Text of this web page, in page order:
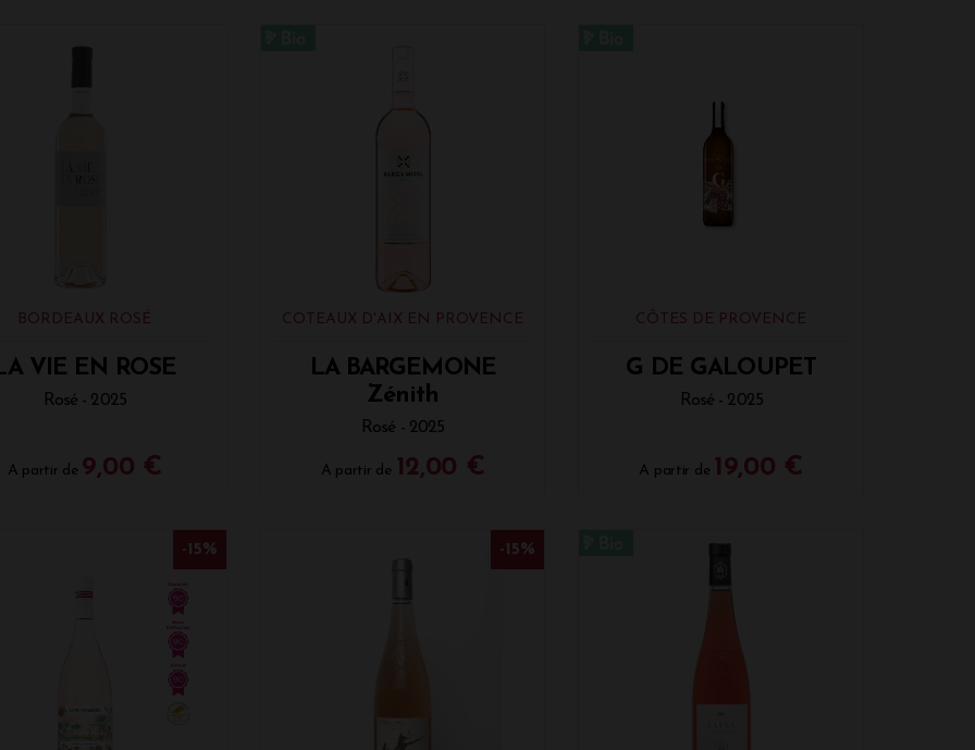
BORDEAUX ROSÉ
VIE EN ROSE
Rosé - 2025
A partir de 9,00 €
COTEAUX D'AIX EN PROVENCE
LA BARGEMONE
Zénith
Rosé - 2025
A partir de 12,00 €
CÔTES DE PROVENCE
G DE GALOUPET
Rosé - 2025
A partir de 19,00 €
-15% -15%